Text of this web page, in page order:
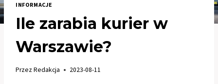
INFORMACJE
Ile zarabia kurier w
Warszawie?
PrzezRedakcja 2023-08-11